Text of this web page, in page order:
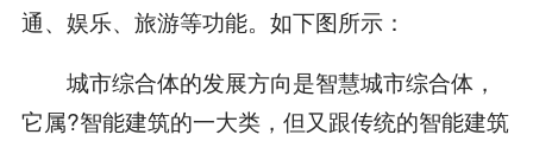
通、娱乐、旅游等功能。如下图所示：
城市综合体的发展方向是智慧城市综合体，
它属?智能建筑的一大类，但又跟传统的智能建筑